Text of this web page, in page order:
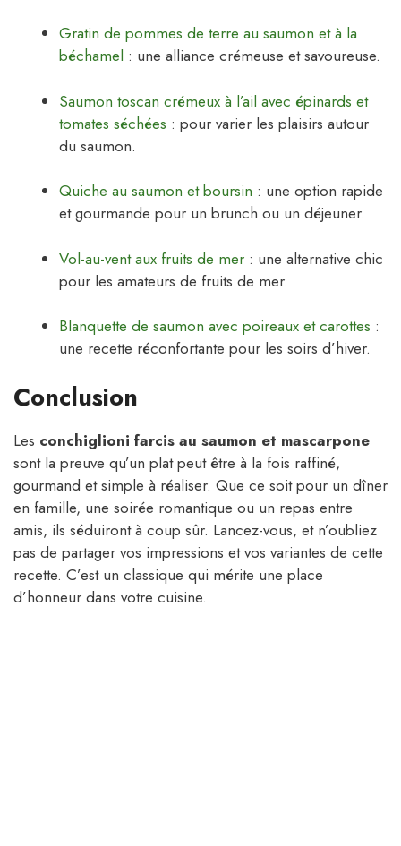
Gratin de pommes de terre au saumon et à la
béchamel : une alliance crémeuse et savoureuse.
Saumon toscan crémeux à l’ail avec épinards et
tomates séchées : pour varier les plaisirs autour
du saumon.
Quiche au saumon et boursin : une option rapide
et gourmande pour un brunch ou un déjeuner.
Vol-au-vent aux fruits de mer : une alternative chic
pour les amateurs de fruits de mer.
Blanquette de saumon avec poireaux et carottes :
une recette réconfortante pour les soirs d’hiver.
Conclusion
Les conchiglioni farcis au saumon et mascarpone
sont la preuve qu’un plat peut être à la fois raffiné,
gourmand et simple à réaliser. Que ce soit pour un dîner
en famille, une soirée romantique ou un repas entre
amis, ils séduiront à coup sûr. Lancez-vous, et n’oubliez
pas de partager vos impressions et vos variantes de cette
recette. C’est un classique qui mérite une place
d’honneur dans votre cuisine.